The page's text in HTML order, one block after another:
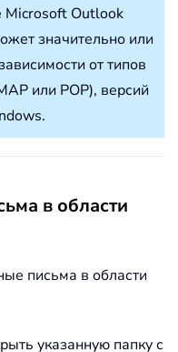
Microsoft Outlook
значительно или
от типов
или POP), версий
в области
письма в области
указанную папку с